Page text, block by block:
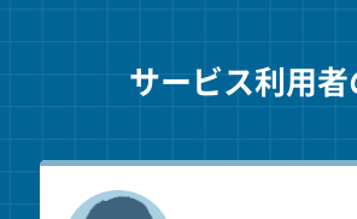
サービス利用